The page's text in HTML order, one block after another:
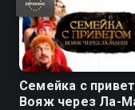
Семейка с
Вояж через Ла-